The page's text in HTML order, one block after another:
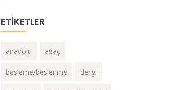
ETIKETLER
anadolu ağaç
besleme/beslenme dergi